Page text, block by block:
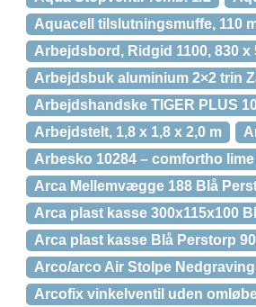
Aquacell tilslutningsmuffe, 110
Arbejdsbord, Ridgid 1100, 830 x
Arbejdsbuk aluminium 2×2 trin
Arbejdshandske TIGER PLUS
Arbejdstelt, 1,8 x 1,8 x 2,0 m
Arbesko 10284 – comfortho
Arca Mellemvægge 188 Blå
Arca plast kasse 300x115x100
Arca plast kasse Blå Perstorp
Arco/arco Air Stolpe
Arcofix vinkelventil uden